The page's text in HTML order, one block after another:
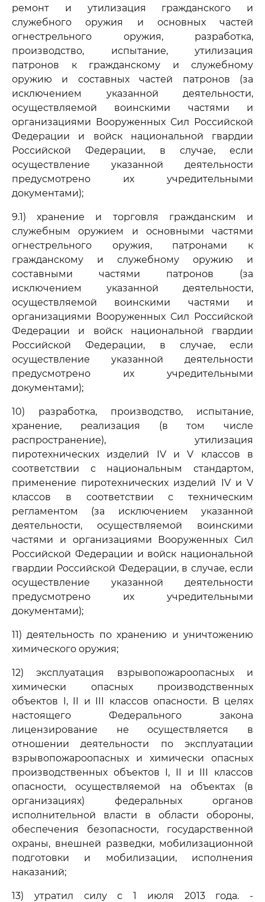
ремонт и утилизация гражданского и
служебного оружия и основных частей
огнестрельного оружия, разработка,
производство, испытание, утилизация
патронов к гражданскому и служебному
оружию и составных частей патронов (за
исключением указанной деятельности,
осуществляемой воинскими частями и
организациями Вооруженных Сил Российской
Федерации и войск национальной гвардии
Российской Федерации, в случае, если
осуществление указанной деятельности
предусмотрено их учредительными
документами);
9.1) хранение и торговля гражданским и
служебным оружием и основными частями
огнестрельного оружия, патронами к
гражданскому и служебному оружию и
составными частями патронов (за
исключением указанной деятельности,
осуществляемой воинскими частями и
организациями Вооруженных Сил Российской
Федерации и войск национальной гвардии
Российской Федерации, в случае, если
осуществление указанной деятельности
предусмотрено их учредительными
документами);
10) разработка, производство, испытание,
хранение, реализация (в том числе
распространение), утилизация
пиротехнических изделий IV и V классов в
соответствии с национальным стандартом,
применение пиротехнических изделий IV и V
классов в соответствии с техническим
регламентом (за исключением указанной
деятельности, осуществляемой воинскими
частями и организациями Вооруженных Сил
Российской Федерации и войск национальной
гвардии Российской Федерации, в случае, если
осуществление указанной деятельности
предусмотрено их учредительными
документами);
11) деятельность по хранению и уничтожению
химического оружия;
12) эксплуатация взрывопожароопасных и
химически опасных производственных
объектов I, II и III классов опасности. В целях
настоящего Федерального закона
лицензирование не осуществляется в
отношении деятельности по эксплуатации
взрывопожароопасных и химически опасных
производственных объектов I, II и III классов
опасности, осуществляемой на объектах (в
организациях) федеральных органов
исполнительной власти в области обороны,
обеспечения безопасности, государственной
охраны, внешней разведки, мобилизационной
подготовки и мобилизации, исполнения
наказаний;
13) утратил силу с 1 июля 2013 года. -